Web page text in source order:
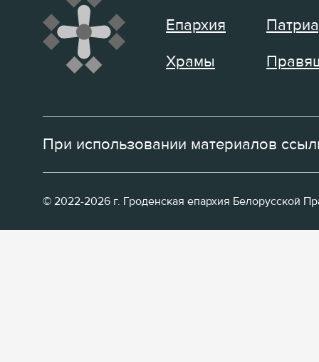
Епархия
Храмы
При использовании материалов
© 2022-2026 г. Гроденская епархия Белорусской